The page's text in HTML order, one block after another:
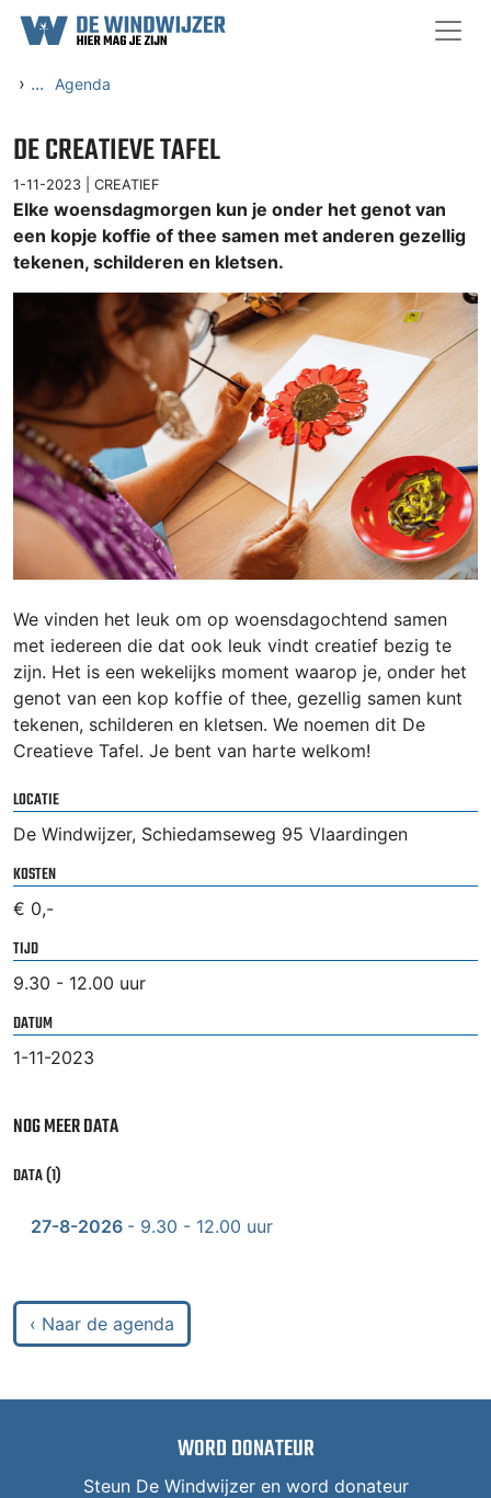
Ga naar content
› ... Agenda
DE CREATIEVE TAFEL
1-11-2023 | CREATIEF
Elke woensdagmorgen kun je onder het genot van
een kopje koffie of thee samen met anderen gezellig
tekenen, schilderen en kletsen.
We vinden het leuk om op woensdagochtend samen
met iedereen die dat ook leuk vindt creatief bezig te
zijn. Het is een wekelijks moment waarop je, onder het
genot van een kop koffie of thee, gezellig samen kunt
tekenen, schilderen en kletsen. We noemen dit De
Creatieve Tafel. Je bent van harte welkom!
LOCATIE
De Windwijzer, Schiedamseweg 95 Vlaardingen
KOSTEN
€ 0,-
TIJD
9.30 - 12.00 uur
DATUM
1-11-2023
NOG MEER DATA
DATA (1)
27-8-2026 - 9.30 - 12.00 uur
‹ Naar de agenda
WORD DONATEUR
Steun De Windwijzer en word donateur